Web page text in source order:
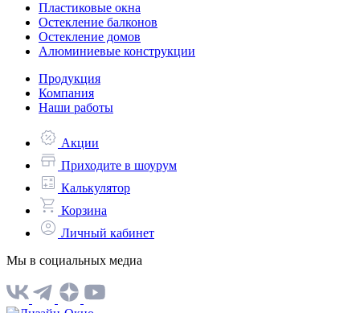
Пластиковые окна
Остекление балконов
Остекление домов
Алюминиевые конструкции
Продукция
Компания
Наши работы
Акции
Приходите в шоурум
Калькулятор
Корзина
Личный кабинет
Мы в социальных медиа